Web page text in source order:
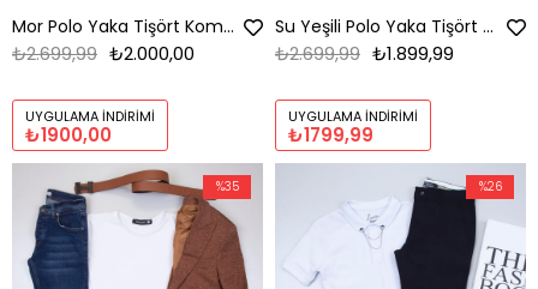
Mor Polo Yaka Tişört Kombini Erkek | Slim Fit Şık Komple Set
₺2.000,00
₺2.699,99
UYGULAMA İNDIRIMI
₺1900,00
Su Yeşili Polo Yaka Tişört Kombini Erkek | Slim Fit Şık Komple Set
₺1.899,99
₺2.699,99
UYGULAMA İNDIRIMI
₺1799,99
%35 %26